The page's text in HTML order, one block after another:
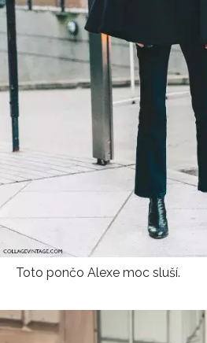
Přihlášením k newsletteru
podmínkami společnosti
potvrzujete, že jste se seznámili
ochrany soukromí -
Vašimi údaji pracovat zejména k
vyhodnocení akce a zasílání
Chcete navíc dostávat i další
informace od našich partnerů?
zpracováním údajů k tomuto
soukromí BurdaMedia Extra
Toto pončo Alexe moc sluší.